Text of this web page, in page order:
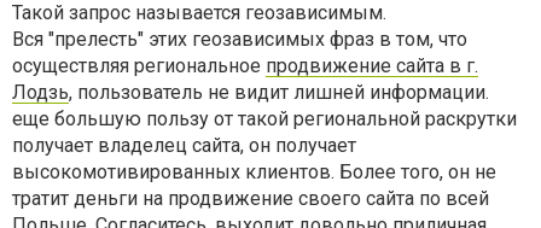
Такой запрос называется геозависимым.
Вся "прелесть" этих геозависимых фраз в том, что
осуществляя региональное продвижение сайта в г.
Лодзь, пользователь не видит лишней информации.
еще большую пользу от такой региональной раскрутки
получает владелец сайта, он получает
высокомотивированных клиентов. Более того, он не
тратит деньги на продвижение своего сайта по всей